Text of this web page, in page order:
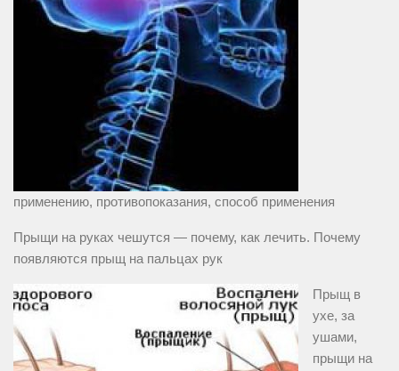
применению, противопоказания, способ применения
Прыщи на руках чешутся — почему, как лечить. Почему
появляются прыщ на пальцах рук
Прыщ в
ухе, за
ушами,
прыщи на